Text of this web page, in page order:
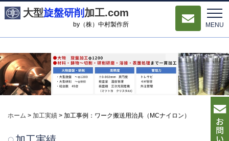
MENU
大型旋盤研削 加工.com
by（株）中村製作所
ホーム > 加工実績 > 加工事例：ワーク搬送用治具（MCナイロン）